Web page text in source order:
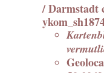
/ Darmstadt